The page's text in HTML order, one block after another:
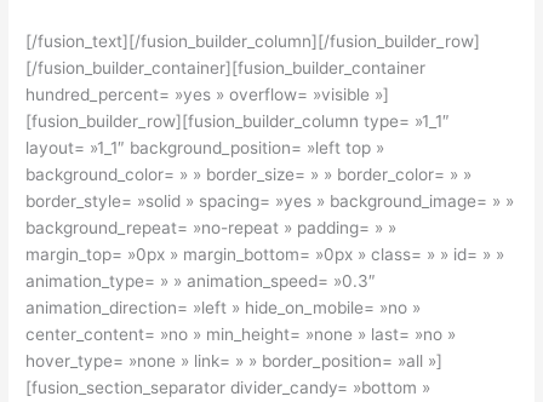
[/fusion_text][/fusion_builder_column][/fusion_builder_row]
[/fusion_builder_container][fusion_builder_container
hundred_percent= »yes » overflow= »visible »]
[fusion_builder_row][fusion_builder_column type= »1_1″
layout= »1_1″ background_position= »left top »
background_color= » » border_size= » » border_color= » »
border_style= »solid » spacing= »yes » background_image= » »
background_repeat= »no-repeat » padding= » »
margin_top= »0px » margin_bottom= »0px » class= » » id= » »
animation_type= » » animation_speed= »0.3″
animation_direction= »left » hide_on_mobile= »no »
center_content= »no » min_height= »none » last= »no »
hover_type= »none » link= » » border_position= »all »]
[fusion_section_separator divider_candy= »bottom »